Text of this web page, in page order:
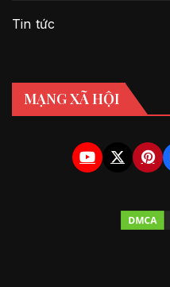
Tin tức
MẠNG XÃ HỘI